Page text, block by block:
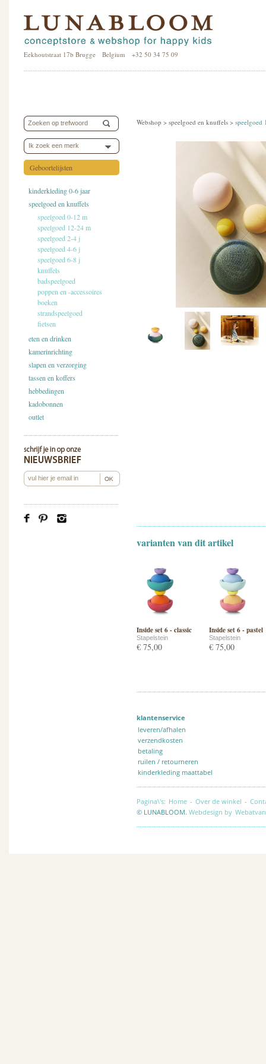
Eekhoutstraat 17b Brugge Belgium +32 50 34 75 09
Ik zoek een merk
Geboortelijsten
kinderkleding 0-6 jaar
speelgoed en knuffels
speelgoed 0-12 m
speelgoed 12-24 m
speelgoed 2-4 j
speelgoed 4-6 j
speelgoed 6-8 j
knuffels
badspeelgoed
poppen en -accessoires
boeken
strandspeelgoed
fietsen
eten en drinken
kamerinrichting
slapen en verzorging
tassen en koffers
hebbedingen
kadobonnen
outlet
Webshop > speelgoed en knuffels > speelgoed
varianten van dit artikel
Inside set 6 - classic
Stapelstein
€ 75,00
Inside set 6 - pastel
Stapelstein
€ 75,00
klantenservice
leveren/afhalen
verzendkosten
betaling
ruilen / retourneren
kinderkleding maattabel
Pagina\'s: Home - Over de winkel -
© LUNABLOOM. Webdesign by